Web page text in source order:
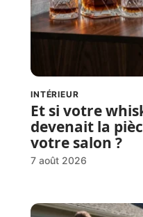
INTÉRIEUR
Et si votre
devenait la
votre salon ?
7 août 2026